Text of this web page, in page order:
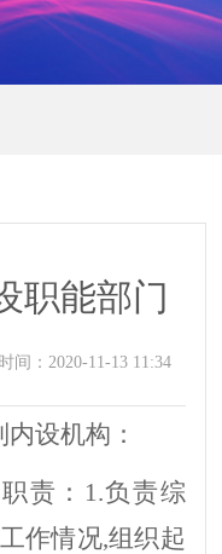
职能部门
： 2020-11-13 11:34
设机构：
责： 1.负责综
作情况,组织起